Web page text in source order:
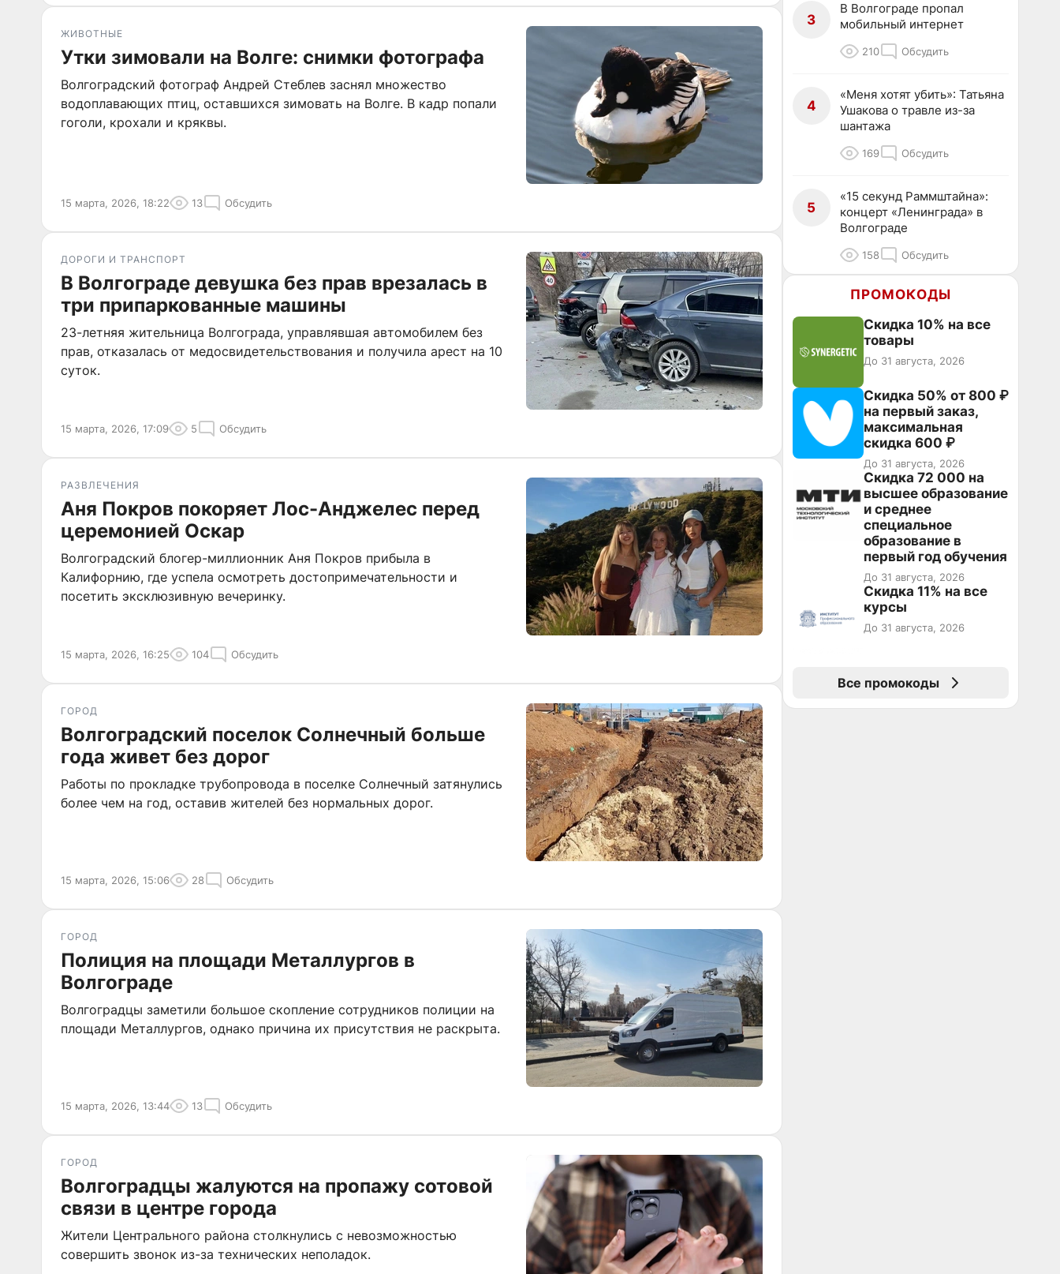
ЖИВОТНЫЕ
Утки зимовали на Волге: снимки фотографа
Волгоградский фотограф Андрей Стеблев заснял множество
водоплавающих птиц, оставшихся зимовать на Волге. В кадр попали
гоголи, крохали и кряквы.
15 марта, 2026, 18:22 13 Обсудить
ДОРОГИ И ТРАНСПОРТ
В Волгограде девушка без прав врезалась в
три припаркованные машины
23-летняя жительница Волгограда, управлявшая автомобилем без
прав, отказалась от медосвидетельствования и получила арест на 10
суток.
15 марта, 2026, 17:09 5 Обсудить
РАЗВЛЕЧЕНИЯ
Аня Покров покоряет Лос-Анджелес перед
церемонией Оскар
Волгоградский блогер-миллионник Аня Покров прибыла в
Калифорнию, где успела осмотреть достопримечательности и
посетить эксклюзивную вечеринку.
15 марта, 2026, 16:25 104 Обсудить
ГОРОД
Волгоградский поселок Солнечный больше
года живет без дорог
Работы по прокладке трубопровода в поселке Солнечный затянулись
более чем на год, оставив жителей без нормальных дорог.
15 марта, 2026, 15:06 28 Обсудить
ГОРОД
Полиция на площади Металлургов в
Волгограде
Волгоградцы заметили большое скопление сотрудников полиции на
площади Металлургов, однако причина их присутствия не раскрыта.
15 марта, 2026, 13:44 13 Обсудить
ГОРОД
Волгоградцы жалуются на пропажу сотовой
связи в центре города
Жители Центрального района столкнулись с невозможностью
совершить звонок из-за технических неполадок.
3
В Волгограде пропал
мобильный интернет
210 Обсудить
4
«Меня хотят убить»: Татьяна
Ушакова о травле из-за
шантажа
169 Обсудить
5
«15 секунд Раммштайна»:
концерт «Ленинграда» в
Волгограде
158 Обсудить
ПРОМОКОДЫ
Скидка 10% на все
товары
До 31 августа, 2026
Скидка 50% от 800 ₽
на первый заказ,
максимальная
скидка 600 ₽
До 31 августа, 2026
Скидка 72 000 на
высшее образование
и среднее
специальное
образование в
первый год обучения
До 31 августа, 2026
Скидка 11% на все
курсы
До 31 августа, 2026
Все промокоды